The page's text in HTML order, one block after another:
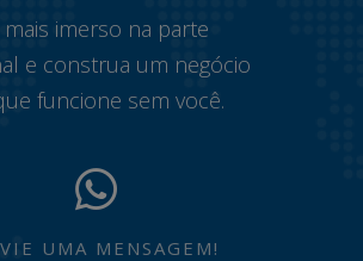
imerso na parte
e construa um negócio
funcione sem você.
UMA MENSAGEM!